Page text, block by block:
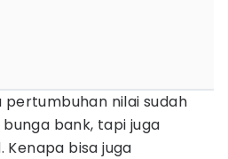
pertumbuhan nilai sudah
bank, tapi juga
Kenapa bisa juga